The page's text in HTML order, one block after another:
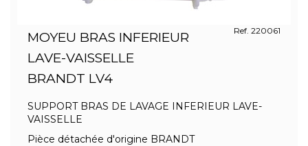
MOYEU BRAS INFERIEUR
LAVE-VAISSELLE
BRANDT LV4
Ref. 220061
SUPPORT BRAS DE LAVAGE INFERIEUR LAVE-
VAISSELLE
Pièce détachée d'origine BRANDT